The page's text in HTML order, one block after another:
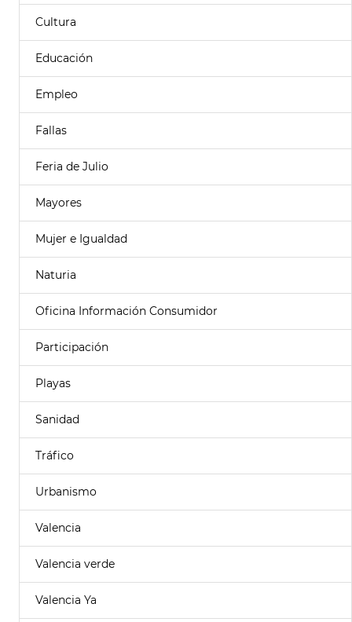
Cultura
Educación
Empleo
Fallas
Feria de Julio
Mayores
Mujer e Igualdad
Naturia
Oficina Información Consumidor
Participación
Playas
Sanidad
Tráfico
Urbanismo
Valencia
Valencia verde
Valencia Ya